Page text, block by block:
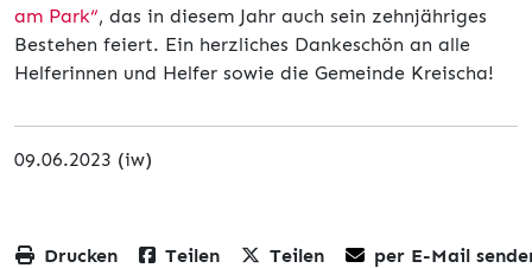
am Park“, das in diesem Jahr auch sein zehnjähriges
Bestehen feiert. Ein herzliches Dankeschön an alle
Helferinnen und Helfer sowie die Gemeinde Kreischa!
09.06.2023 (iw)
Drucken Teilen Teilen per E-Mail